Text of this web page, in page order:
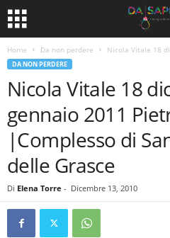
Home Da non perdere Nicola Vitale 18
DA NON PERDERE
Nicola Vitale 18
gennaio 2011
|Complesso di
delle Grasce
Di Elena Torre - Dicembre 13, 2010